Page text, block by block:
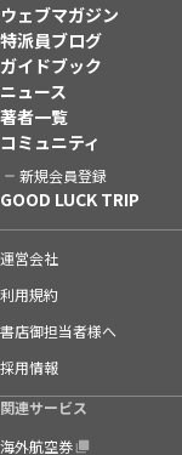
ウェブマガジン
特派員ブログ
ガイドブック
ニュース
著者一覧
コミュニティ
新規会員登録
GOOD LUCK TRIP
運営会社
利用規約
書店御担当者様へ
採用情報
関連サービス
海外航空券